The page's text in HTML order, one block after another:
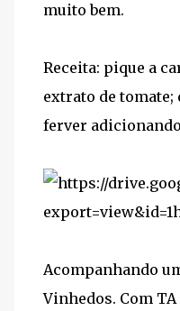
muito bem.
Receita: pique a
extrato de
ferver
Acompanhando
Vinhedos. Com